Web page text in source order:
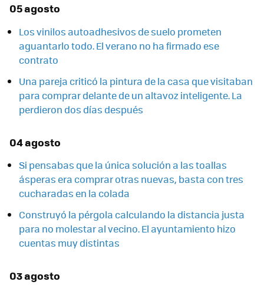
05 agosto
Los vinilos autoadhesivos de suelo prometen
aguantarlo todo. El verano no ha firmado ese
contrato
Una pareja criticó la pintura de la casa que visitaban
para comprar delante de un altavoz inteligente. La
perdieron dos días después
04 agosto
Si pensabas que la única solución a las toallas
ásperas era comprar otras nuevas, basta con tres
cucharadas en la colada
Construyó la pérgola calculando la distancia justa
para no molestar al vecino. El ayuntamiento hizo
cuentas muy distintas
03 agosto